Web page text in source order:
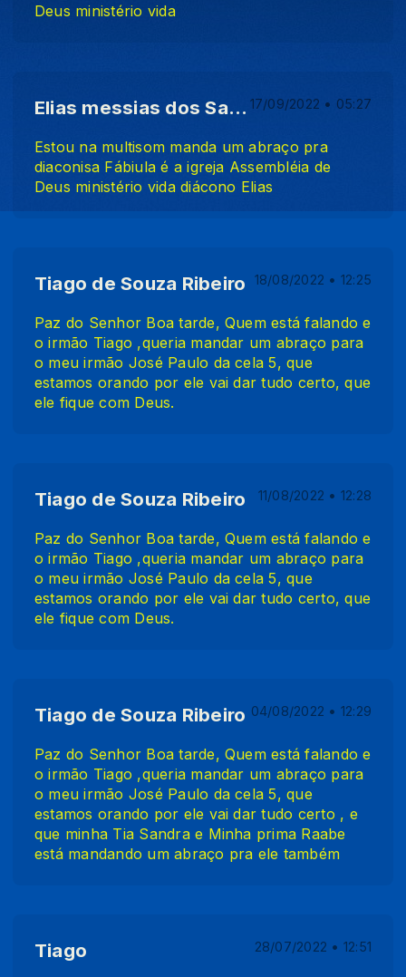
Deus ministério vida
Elias messias dos Santos 17/09/2022 • 05:27
Estou na multisom manda um abraço pra
diaconisa Fábiula é a igreja Assembléia de
Deus ministério vida diácono Elias
Tiago de Souza Ribeiro 18/08/2022 • 12:25
Paz do Senhor Boa tarde, Quem está falando e
o irmão Tiago ,queria mandar um abraço para
o meu irmão José Paulo da cela 5, que
estamos orando por ele vai dar tudo certo, que
ele fique com Deus.
Tiago de Souza Ribeiro 11/08/2022 • 12:28
Paz do Senhor Boa tarde, Quem está falando e
o irmão Tiago ,queria mandar um abraço para
o meu irmão José Paulo da cela 5, que
estamos orando por ele vai dar tudo certo, que
ele fique com Deus.
Tiago de Souza Ribeiro 04/08/2022 • 12:29
Paz do Senhor Boa tarde, Quem está falando e
o irmão Tiago ,queria mandar um abraço para
o meu irmão José Paulo da cela 5, que
estamos orando por ele vai dar tudo certo , e
que minha Tia Sandra e Minha prima Raabe
está mandando um abraço pra ele também
Tiago 28/07/2022 • 12:51